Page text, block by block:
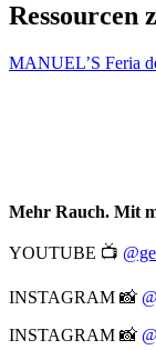
Ressourcen
MANUEL’S Feria
Mehr Rauch. Mit
YOUTUBE 📺
INSTAGRAM 📸
INSTAGRAM 📸